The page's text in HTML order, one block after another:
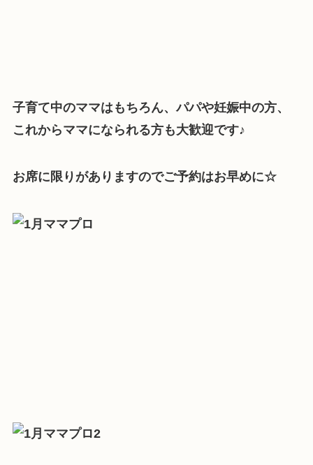
子育て中のママはもちろん、パパや妊娠中の方、
これからママになられる方も大歓迎です♪
お席に限りがありますのでご予約はお早めに☆